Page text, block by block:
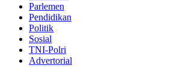
Parlemen
Pendidikan
Politik
Sosial
TNI-Polri
Advertorial